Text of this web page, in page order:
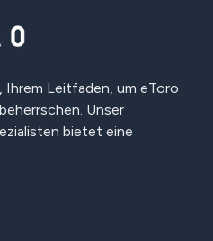
Ihrem Leitfaden, um eToro
Unser
bietet eine